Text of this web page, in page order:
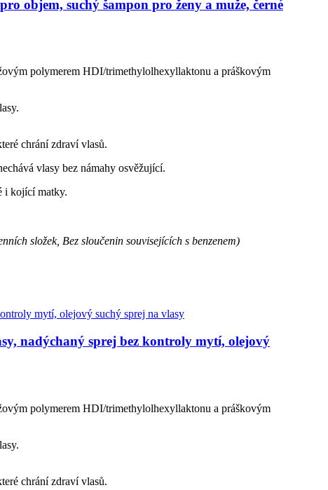
objem, suchý šampon pro ženy a muže, černé
polymerem HDI/trimethylolhexyllaktonu a práškovým
chrání zdraví vlasů.
vlasy bez námahy osvěžující.
i kojící matky.
složek, Bez sloučenin souvisejících s benzenem)
nadýchaný sprej bez kontroly mytí, olejový
polymerem HDI/trimethylolhexyllaktonu a práškovým
chrání zdraví vlasů.